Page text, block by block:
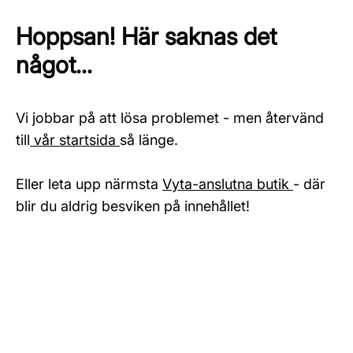
Hoppsan! Här saknas det
något...
Vi jobbar på att lösa problemet - men återvänd
till vår startsida så länge.
Eller leta upp närmsta Vyta-anslutna butik - där
blir du aldrig besviken på innehållet!